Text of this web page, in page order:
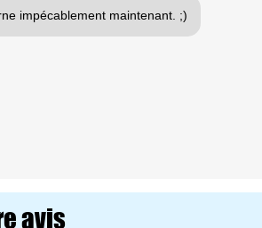
impécablement maintenant. ;)
avis